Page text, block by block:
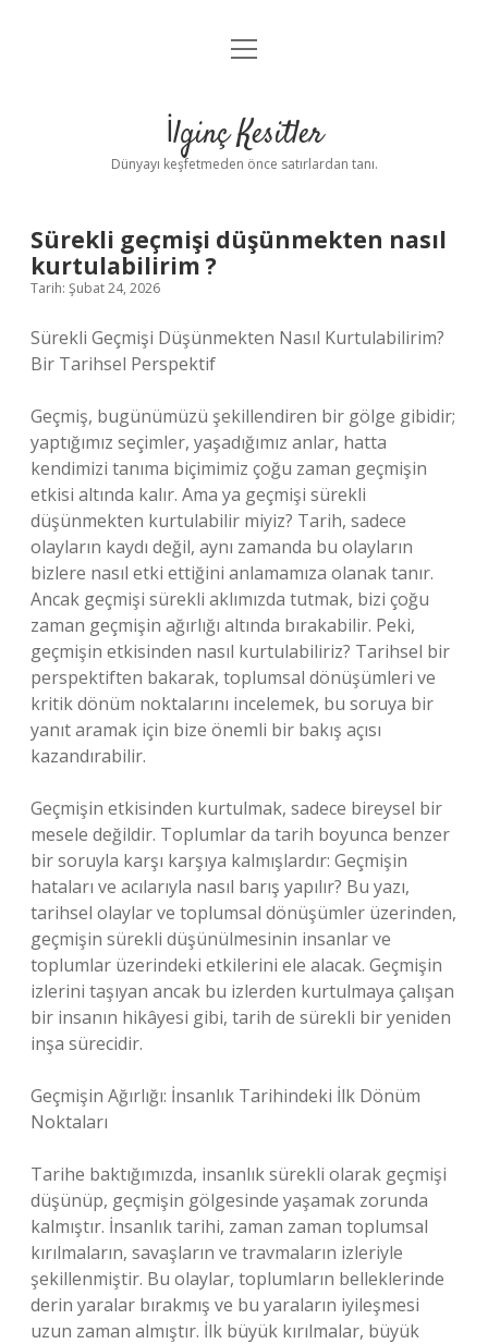
Anasayfa
Yasal Uyarı
menüyü
İlginç Kesitler
Dünyayı keşfetmeden önce satırlardan tanı.
Sürekli geçmişi düşünmekten nasıl
kurtulabilirim ?
Tarih: Şubat 24, 2026
Sürekli Geçmişi Düşünmekten Nasıl Kurtulabilirim?
Bir Tarihsel Perspektif
Geçmiş, bugünümüzü şekillendiren bir gölge gibidir;
yaptığımız seçimler, yaşadığımız anlar, hatta
kendimizi tanıma biçimimiz çoğu zaman geçmişin
etkisi altında kalır. Ama ya geçmişi sürekli
düşünmekten kurtulabilir miyiz? Tarih, sadece
olayların kaydı değil, aynı zamanda bu olayların
bizlere nasıl etki ettiğini anlamamıza olanak tanır.
Ancak geçmişi sürekli aklımızda tutmak, bizi çoğu
zaman geçmişin ağırlığı altında bırakabilir. Peki,
geçmişin etkisinden nasıl kurtulabiliriz? Tarihsel bir
perspektiften bakarak, toplumsal dönüşümleri ve
kritik dönüm noktalarını incelemek, bu soruya bir
yanıt aramak için bize önemli bir bakış açısı
kazandırabilir.
Geçmişin etkisinden kurtulmak, sadece bireysel bir
mesele değildir. Toplumlar da tarih boyunca benzer
bir soruyla karşı karşıya kalmışlardır: Geçmişin
hataları ve acılarıyla nasıl barış yapılır? Bu yazı,
tarihsel olaylar ve toplumsal dönüşümler üzerinden,
geçmişin sürekli düşünülmesinin insanlar ve
toplumlar üzerindeki etkilerini ele alacak. Geçmişin
izlerini taşıyan ancak bu izlerden kurtulmaya çalışan
bir insanın hikâyesi gibi, tarih de sürekli bir yeniden
inşa sürecidir.
Geçmişin Ağırlığı: İnsanlık Tarihindeki İlk Dönüm
Noktaları
Tarihe baktığımızda, insanlık sürekli olarak geçmişi
düşünüp, geçmişin gölgesinde yaşamak zorunda
kalmıştır. İnsanlık tarihi, zaman zaman toplumsal
kırılmaların, savaşların ve travmaların izleriyle
şekillenmiştir. Bu olaylar, toplumların belleklerinde
derin yaralar bırakmış ve bu yaraların iyileşmesi
uzun zaman almıştır. İlk büyük kırılmalar, büyük